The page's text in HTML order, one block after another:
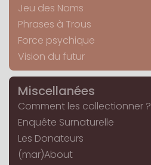
Jeu des Noms
Phrases à Trous
Force psychique
Vision du futur
Miscellanées
Comment les collectionner ?
Enquête Surnaturelle
Les Donateurs
(mar)About